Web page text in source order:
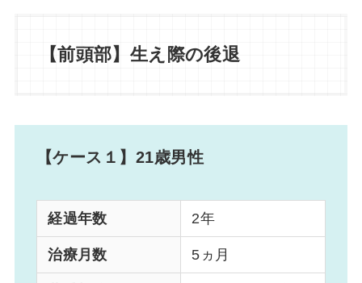
【前頭部】生え際の後退
【ケース１】21歳男性
経過年数 2年
治療月数 5ヵ月